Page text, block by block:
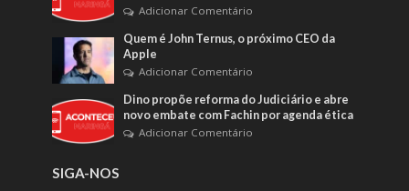
Adicionar Comentário
Quem é John Ternus, o próximo CEO da
Apple
Adicionar Comentário
Dino propõe reforma do Judiciário e abre
novo embate com Fachin por agenda ética
Adicionar Comentário
SIGA-NOS